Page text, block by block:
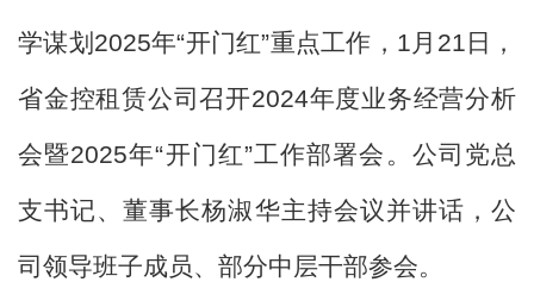
公司业务
党的建设
学谋划 2025年“开门红”重点工作， 1月 21 日，
省金控租赁公司召开2024年度业务经营分析
会暨2025年“开门红”工作部署会。公司党总
支书记、董事长杨淑华主持会议并讲话，公
司领导班子成员、部分中层干部参会。